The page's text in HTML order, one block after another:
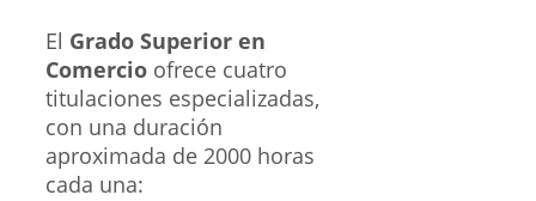
El Grado Superior en
Comercio ofrece cuatro
titulaciones especializadas,
con una duración
aproximada de 2000 horas
cada una: